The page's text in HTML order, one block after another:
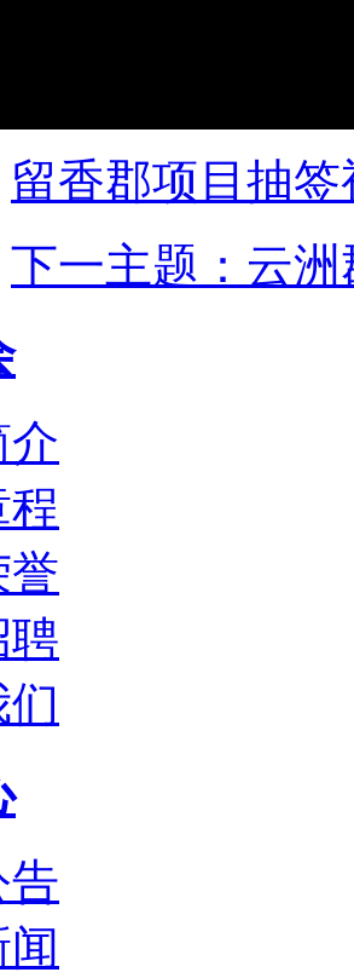
留香郡项目抽签
下一主题：云
誉
聘
告